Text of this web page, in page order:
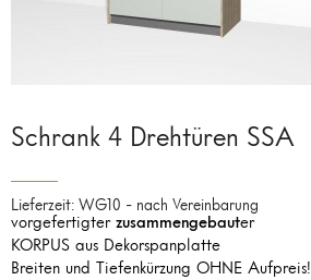
Schrank 4 Drehtüren SSA
Lieferzeit: WG10 - nach Vereinbarung
vorgefertigter zusammengebauter
KORPUS aus Dekorspanplatte
Breiten und Tiefenkürzung OHNE Aufpreis!